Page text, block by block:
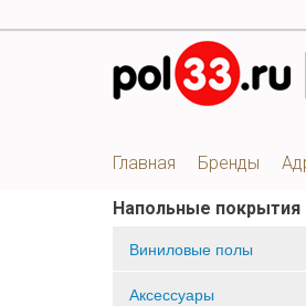
Главная Бренды
Напольные покрытия
Виниловые полы
Аксессуары